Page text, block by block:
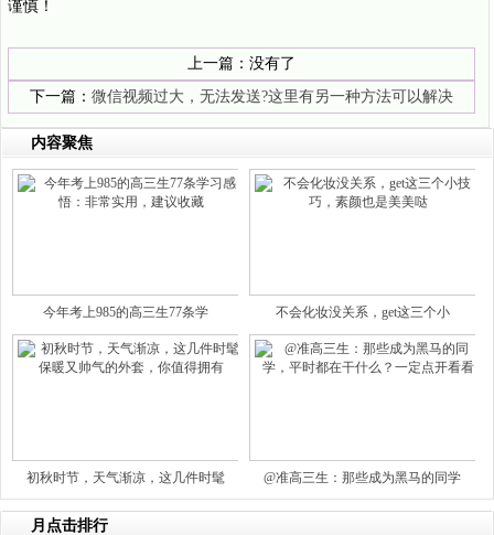
谨慎！
上一篇：没有了
下一篇： 微信视频过大，无法发送?这里有另一种方法可以解决
内容聚焦
今年考上985的高三生77条学 不会化妆没关系，get这三个小
初秋时节，天气渐凉，这几件时髦 @准高三生：那些成为黑马的同学
月点击排行